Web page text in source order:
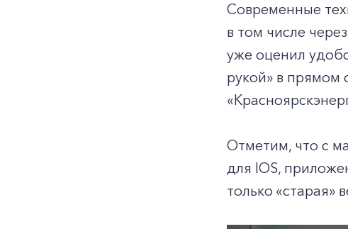
Современные
в том числе
уже оценил
рукой» в прямом
Отметим, что с
для IOS,
только «старая»